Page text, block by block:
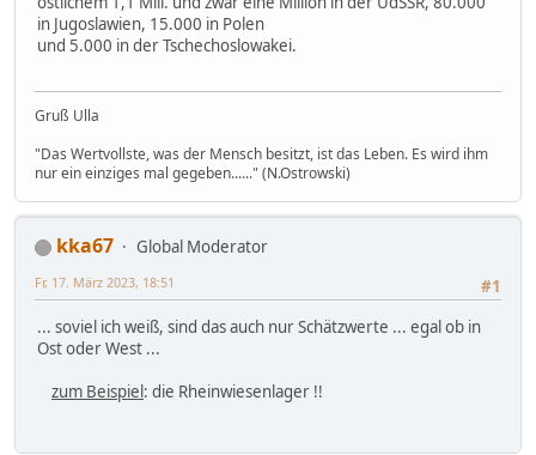
in Jugoslawien, 15.000 in Polen
und 5.000 in der Tschechoslowakei.
Gruß Ulla
"Das Wertvollste, was der Mensch besitzt, ist das Leben. Es wird ihm
nur ein einziges mal gegeben......" (N.Ostrowski)
kka67
Global Moderator
#1
Fr, 17. März 2023, 18:51
... soviel ich weiß, sind das auch nur Schätzwerte ... egal ob in
Ost oder West ...
zum Beispiel : die Rheinwiesenlager !!